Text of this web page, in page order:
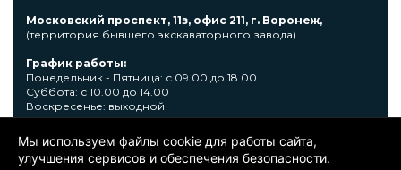
Московский проспект, 11з, офис 211, г. Воронеж,
(территория бывшего экскаваторного завода)
График работы:
Понедельник - Пятница: с 09.00 до 18.00
Суббота: с 10.00 до 14.00
Воскресенье: выходной
Узнать подробную информациювы сможете по телефону +7
473 300-31-39 или E-mail: sale@thermshop.ru
Мы используем файлы cookie для работы сайта,
улучшения сервисов и обеспечения безопасности.